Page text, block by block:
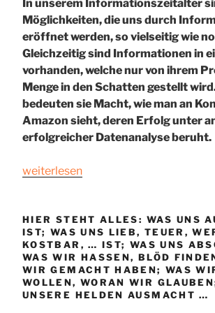
In unserem Informationszeitalter
Möglichkeiten, die uns durch
eröffnet werden, so vielseitig wie
Gleichzeitig sind Informationen in
vorhanden, welche nur von ihrem
Menge in den Schatten gestellt
bedeuten sie Macht, wie man an
Amazon sieht, deren Erfolg unter
erfolgreicher Datenanalyse beruht.
„GUTE
SCHWER
ZU
BEKOMMEN.
NOCH
SCHWERER
weiterlesen
HIER STEHT ALLES: WAS UNS
IST; WAS UNS LIEB, TEUER,
KOSTBAR, … IST; WAS UNS
WAS WIR HASSEN, BLÖD
WIR GEMACHT HABEN; WAS
WOLLEN, WORAN WIR
UNSERE HELDEN AUSMACHT …